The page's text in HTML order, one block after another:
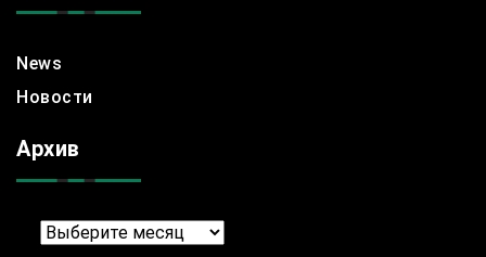
News
Новости
Архив
Архив